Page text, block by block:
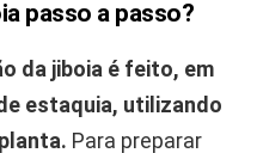
passo a passo?
da jiboia é feito, em
estaquia, utilizando
Para preparar